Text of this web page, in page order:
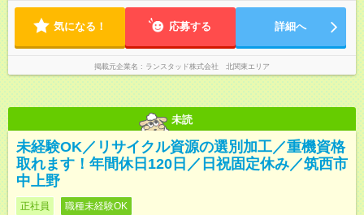
気になる！ 応募する 詳細へ
掲載元企業名 ランスタッド株式会社 北関東エリア
未読
未経験OK／リサイクル資源の選別加工／重機資格
取れます！年間休日120日／日祝固定休み／筑西市
中上野
正社員 職種未経験OK